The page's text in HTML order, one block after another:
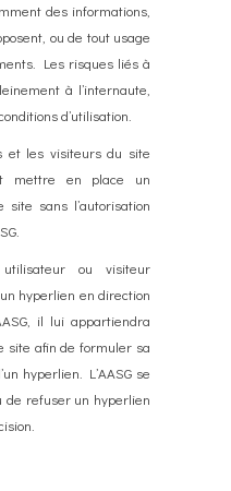
des informations,
ou de tout usage
Les risques liés à
à l’internaute,
d’utilisation.
et les visiteurs du site
mettre en place un
sans l’autorisation
ou visiteur
hyperlien en direction
il lui appartiendra
site afin de formuler sa
hyperlien. L’AASG se
de refuser un hyperlien